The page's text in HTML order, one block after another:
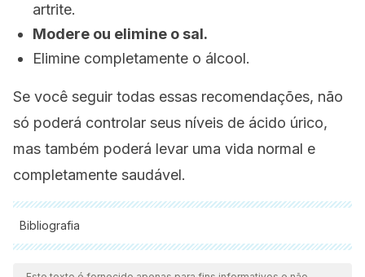
artrite.
Modere ou elimine o sal.
Elimine completamente o álcool.
Se você seguir todas essas recomendações, não
só poderá controlar seus níveis de ácido úrico,
mas também poderá levar uma vida normal e
completamente saudável.
Bibliografia
Todas as fontes citadas foram minuciosamente revisadas por
nossa equipe para garantir sua qualidade, confiabilidade,